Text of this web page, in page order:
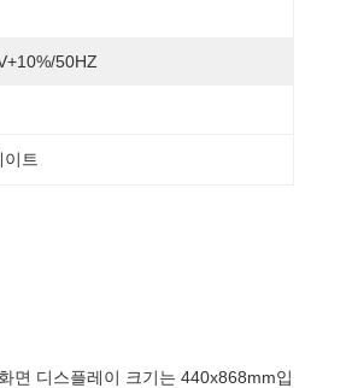
50HZ
트
면 디스플레이 크기는 440x868mm입